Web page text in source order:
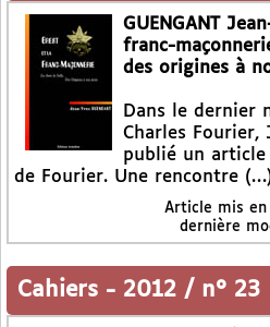
GUENGANT
franc-
des origines à
Dans le dernier
Charles Fourier,
publié un article
de Fourier. Une rencontre
Article mis en
dernière
Cahiers - 2012 / n° 23